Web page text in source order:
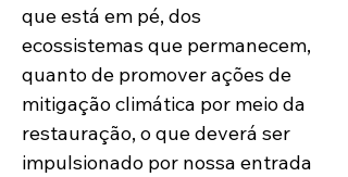
que está em pé, dos
ecossistemas que permanecem,
quanto de promover ações de
mitigação climática por meio da
restauração, o que deverá ser
impulsionado por nossa entrada